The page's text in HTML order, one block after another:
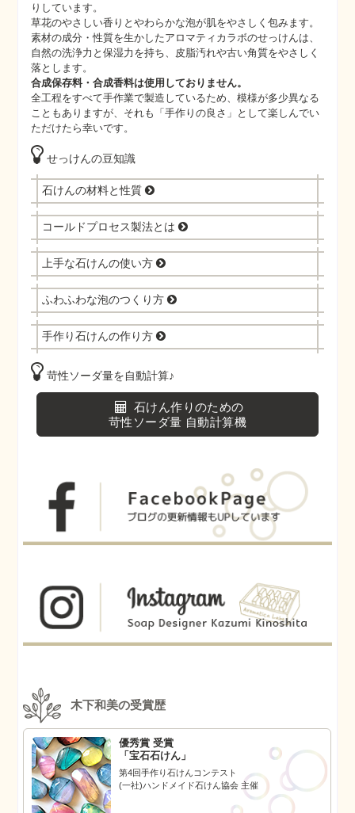
りしています。
草花のやさしい香りとやわらかな泡が肌をやさしく包みます。
素材の成分・性質を生かしたアロマティカラボのせっけんは、
自然の洗浄力と保湿力を持ち、皮脂汚れや古い角質をやさしく
落とします。
合成保存料・合成香料は使用しておりません。
全工程をすべて手作業で製造しているため、模様が多少異なる
こともありますが、それも「手作りの良さ」として楽しんでい
ただけたら幸いです。
せっけんの豆知識
石けんの材料と性質
コールドプロセス製法とは
上手な石けんの使い方
ふわふわな泡のつくり方
手作り石けんの作り方
苛性ソーダ量を自動計算♪
石けん作りのための
苛性ソーダ量 自動計算機
木下和美の受賞歴
優秀賞 受賞
「宝石石けん」
第4回手作り石けんコンテスト
(一社)ハンドメイド石けん協会 主催